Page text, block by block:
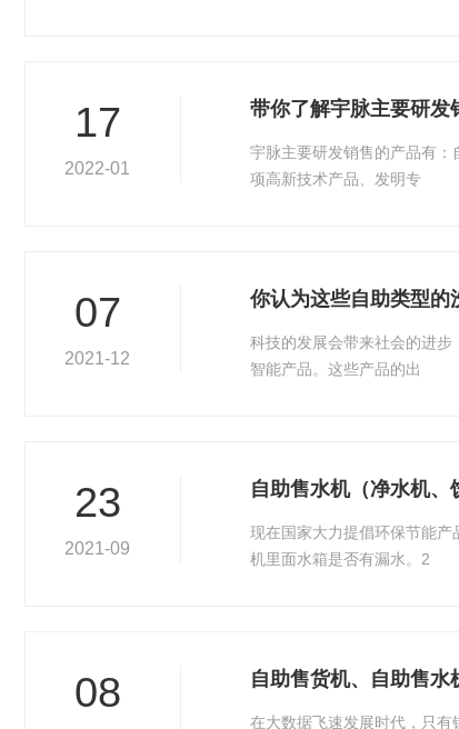
17
2022-01
带你了解宇脉主要研发
宇脉主要研发销售的产品有
项高新技术产品、发明专
07
2021-12
你认为这些自助类型的
科技的发展会带来社会的进
智能产品。这些产品的出
23
2021-09
自助售水机（净水机
现在国家大力提倡环保节能
机里面水箱是否有漏水。2
08 自助售货机、自助售水
在大数据飞速发展时代，只